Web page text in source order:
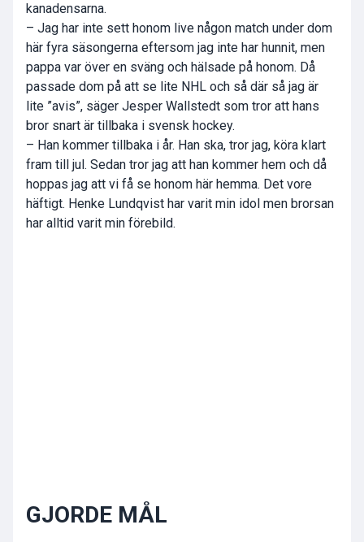
kanadensarna.
– Jag har inte sett honom live någon match under dom
här fyra säsongerna eftersom jag inte har hunnit, men
pappa var över en sväng och hälsade på honom. Då
passade dom på att se lite NHL och så där så jag är
lite ”avis”, säger Jesper Wallstedt som tror att hans
bror snart är tillbaka i svensk hockey.
– Han kommer tillbaka i år. Han ska, tror jag, köra klart
fram till jul. Sedan tror jag att han kommer hem och då
hoppas jag att vi få se honom här hemma. Det vore
häftigt. Henke Lundqvist har varit min idol men brorsan
har alltid varit min förebild.
GJORDE MÅL